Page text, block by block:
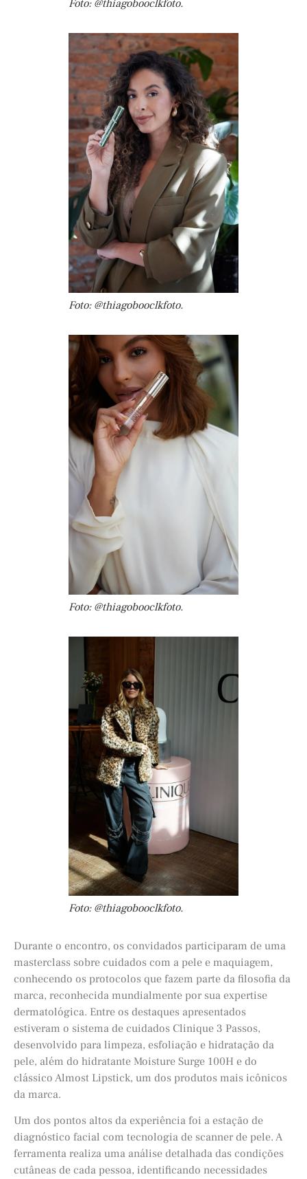
Foto: @thiagobooclkfoto.
Foto: @thiagobooclkfoto.
Foto: @thiagobooclkfoto.
Foto: @thiagobooclkfoto.
Durante o encontro, os convidados participaram de uma
masterclass sobre cuidados com a pele e maquiagem,
conhecendo os protocolos que fazem parte da filosofia da
marca, reconhecida mundialmente por sua expertise
dermatológica. Entre os destaques apresentados
estiveram o sistema de cuidados Clinique 3 Passos,
desenvolvido para limpeza, esfoliação e hidratação da
pele, além do hidratante Moisture Surge 100H e do
clássico Almost Lipstick, um dos produtos mais icônicos
da marca.
Um dos pontos altos da experiência foi a estação de
diagnóstico facial com tecnologia de scanner de pele. A
ferramenta realiza uma análise detalhada das condições
cutâneas de cada pessoa, identificando necessidades